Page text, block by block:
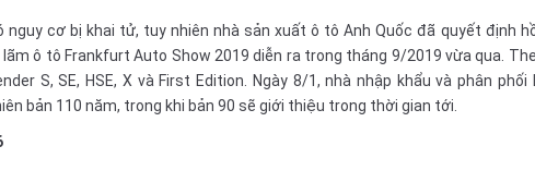
cơ bị khai tử, tuy nhiên nhà sản xuất ô tô Anh Quốc đã quyết định
ô tô Frankfurt Auto Show 2019 diễn ra trong tháng 9/2019 vừa qua.
S, SE, HSE, X và First Edition. Ngày 8/1, nhà nhập khẩu và phân phối
bản 110 năm, trong khi bản 90 sẽ giới thiệu trong thời gian tới.